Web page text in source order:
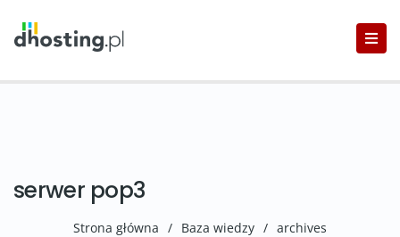
serwer pop3
Strona główna / Baza wiedzy / archives